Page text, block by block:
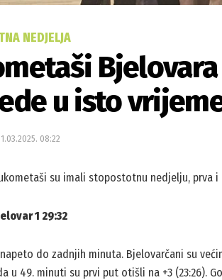
NEDJELJA
u isto
08:22
su imali stopostotnu nedjelju, prva
1 29:32
napeto do zadnjih minuta. Bjelovarčani su
u 49. minuti su prvi put otišli na +3 (23:26).